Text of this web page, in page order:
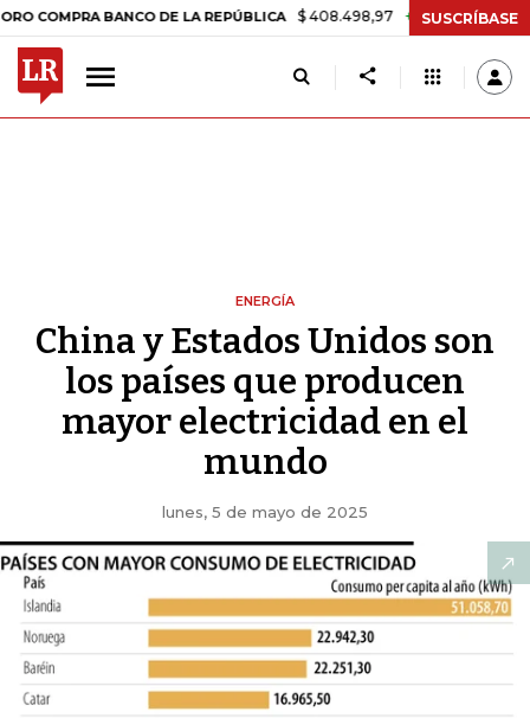
BANCO DE LA REPÚBLICA $ 408.498,97 +$ 8.753,81 +2,19%
SUSCRÍBASE
ENERGÍA
China y Estados Unidos son
los países que producen
mayor electricidad en el
mundo
lunes, 5 de mayo de 2025